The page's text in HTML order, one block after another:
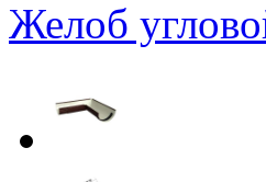
Желоб